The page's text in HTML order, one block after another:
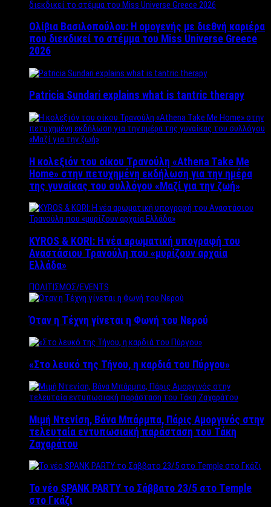
Ολίβια Βασιλοπούλου: Η ομογενής με διεθνή καριέρα
που διεκδικεί το στέμμα του Miss Universe Greece
2026
Patricia Sundari explains what is tantric therapy
Η κολεξιόν του οίκου Τρανούλη «Athena Take Me
Home» στην πετυχημένη εκδήλωση για την ημέρα
της γυναίκας του συλλόγου «Μαζί για την ζωή»
KYROS & KORI: Η νέα αρωματική υπογραφή του
Αναστάσιου Τρανούλη που «μυρίζουν αρχαία
Ελλάδα»
ΠΟΛΙΤΙΣΜΟΣ/EVENTS
Όταν η Τέχνη γίνεται η Φωνή του Νερού
«Στο λευκό της Τήνου, η καρδιά του Πύργου»
Μιμή Ντενίση, Βάνα Μπάρμπα, Πάρις Αμοργινός στην
τελευταία εντυπωσιακή παράσταση του Τάκη
Ζαχαράτου
Το νέο SPANK PARTY το Σάββατο 23/5 στο Temple
στο Γκάζι